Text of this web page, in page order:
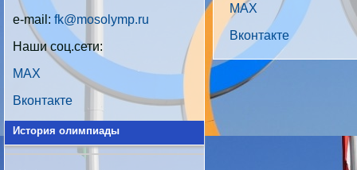
e-mail: fk@mosolymp.ru
Наши соц.сети:
MAX
Вконтакте
История олимпиады
MAX
Вконтакте